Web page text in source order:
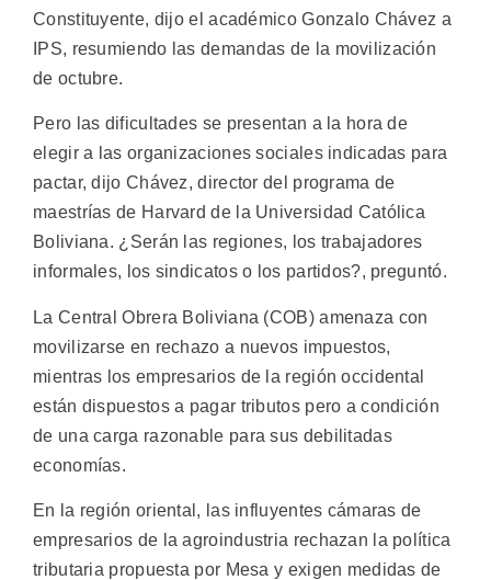
Constituyente, dijo el académico Gonzalo Chávez a
IPS, resumiendo las demandas de la movilización
de octubre.
Pero las dificultades se presentan a la hora de
elegir a las organizaciones sociales indicadas para
pactar, dijo Chávez, director del programa de
maestrías de Harvard de la Universidad Católica
Boliviana. ¿Serán las regiones, los trabajadores
informales, los sindicatos o los partidos?, preguntó.
La Central Obrera Boliviana (COB) amenaza con
movilizarse en rechazo a nuevos impuestos,
mientras los empresarios de la región occidental
están dispuestos a pagar tributos pero a condición
de una carga razonable para sus debilitadas
economías.
En la región oriental, las influyentes cámaras de
empresarios de la agroindustria rechazan la política
tributaria propuesta por Mesa y exigen medidas de